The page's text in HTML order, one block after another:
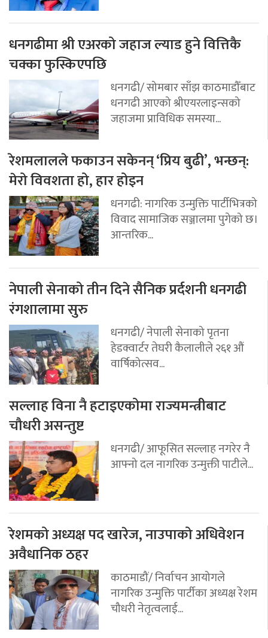
धनगढीमा श्री एअरको जहाज ल्याड हुने वित्तिकै
चक्का फुस्किएपछि
धनगढी/ सोमबार साँझ काठमाडौँबाट
धनगढी आएको श्रीएयरलाइन्सको
जहाजमा प्राविधिक समस्या...
रेशमलालले फकाउन सकेनन् ‘प्रिय बुढी’, भन्छन्:
मेरो विवशता हो, हार होइन
धनगढी: नागरिक उन्मुक्ति पार्टीभित्रको
विवाद सामाजिक सञ्जालमा पुगेको छ।
आन्तरिक...
नेपाली सेनाको तीन दिने सैनिक प्रर्दशनी धनगढी
रंगशालामा सुरु
धनगढी/ नेपाली सेनाको पृतना
हेडक्वार्टर तेघरी कैलालीले २६१ औं
वार्षिकोत्सव...
सल्लाह विना नै हटाइएकोमा राज्यमन्त्रीबाट
चौधरी असन्तुष्ट
धनगढी/ आफूसित सल्लाह नगरेर नै
आफ्नो दल नागरिक उन्मुक्ती पाटीले...
रेशमको अध्यक्ष पद खारेज, नाउपाको अधिवेशन
अवैधानिक ठहर
काठमाडौं/ निर्वाचन आयोगले
नागरिक उन्मुक्ति पार्टीका अध्यक्ष रेशम
चौधरी नेतृत्वलाई...